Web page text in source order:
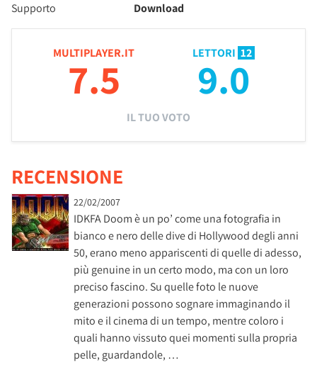
Supporto
Download
MULTIPLAYER.IT
7.5
LETTORI 12
9.0
IL TUO VOTO
RECENSIONE
22/02/2007
IDKFA Doom è un po’ come una fotografia in
bianco e nero delle dive di Hollywood degli anni
50, erano meno appariscenti di quelle di adesso,
più genuine in un certo modo, ma con un loro
preciso fascino. Su quelle foto le nuove
generazioni possono sognare immaginando il
mito e il cinema di un tempo, mentre coloro i
quali hanno vissuto quei momenti sulla propria
pelle, guardandole, …